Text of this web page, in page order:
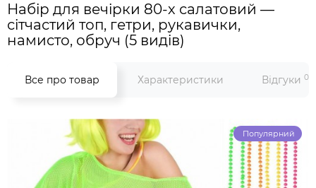
Набір для вечірки 80-х салатовий —
сітчастий топ, гетри, рукавички,
намисто, обруч (5 видів)
Все про товар Характеристики Відгуки 0
Популярний